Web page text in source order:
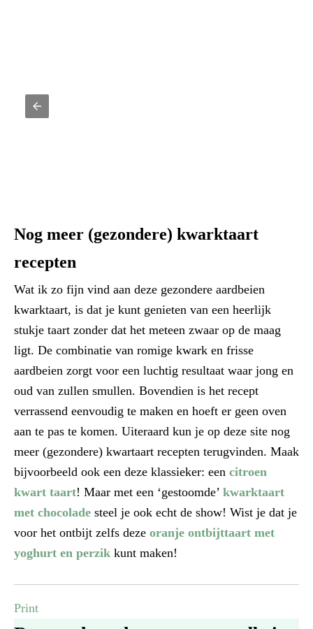
Nog meer (gezondere) kwarktaart
recepten
Wat ik zo fijn vind aan deze gezondere aardbeien
kwarktaart, is dat je kunt genieten van een heerlijk
stukje taart zonder dat het meteen zwaar op de maag
ligt. De combinatie van romige kwark en frisse
aardbeien zorgt voor een luchtig resultaat waar jong en
oud van zullen smullen. Bovendien is het recept
verrassend eenvoudig te maken en hoeft er geen oven
aan te pas te komen. Uiteraard kun je op deze site nog
meer (gezondere) kwartaart recepten terugvinden. Maak
bijvoorbeeld ook een deze klassieker: een citroen
kwart taart! Maar met een ‘gestoomde’ kwarktaart
met chocolade steel je ook echt de show! Wist je dat je
voor het ontbijt zelfs deze oranje ontbijttaart met
yoghurt en perzik kunt maken!
Print